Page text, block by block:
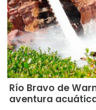
Río Bravo de
aventura